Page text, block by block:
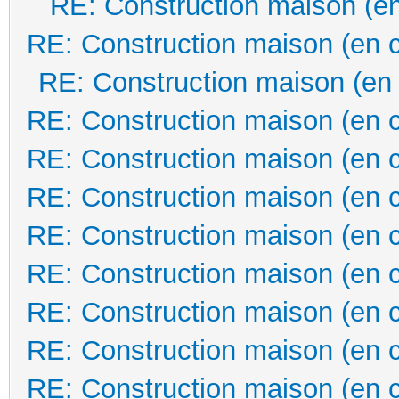
RE: Construction maison (en
RE: Construction maison
RE: Construction maison (en
RE: Construction maison (en
RE: Construction maison (en
RE: Construction maison (en
RE: Construction maison (en
RE: Construction maison (en
RE: Construction maison (en
RE: Construction maison (en